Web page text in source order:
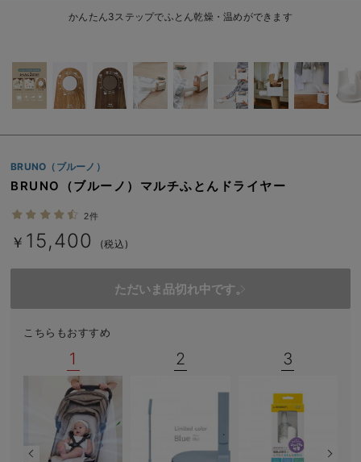
ベビー リュック
erbaviva（エルバビーバ）
ハレの日に着るANGELIEBEのセレモニー
買って正解！高評価レビューアイテム
親子コーデ｜ママとベビーにおすすめ！
便利な育児家電
Gift Selection 出産祝い
保育園・入園準備特集
入院準備の持ち物チェック
かんたん3ステップでふとん乾燥・温めができます
BRUNO（ブルーノ）
BRUNO（ブルーノ）マルチふとんドライヤー
2件
￥ 15,400 (税込)
ただいま品切れ中です。
こちらもおすすめ
1 2 3